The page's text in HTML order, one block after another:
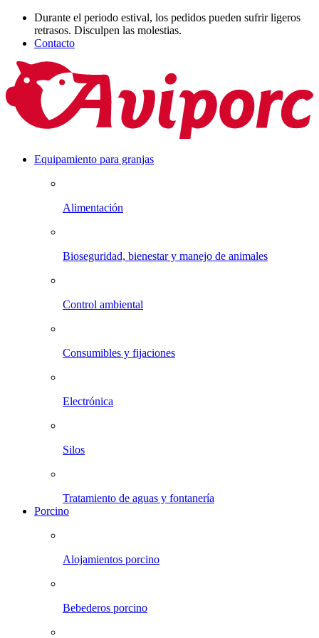
Durante el periodo estival, los pedidos pueden sufrir ligeros
retrasos. Disculpen las molestias.
Contacto
Equipamiento para granjas
Alimentación
Bioseguridad, bienestar y manejo de animales
Control ambiental
Consumibles y fijaciones
Electrónica
Silos
Tratamiento de aguas y fontanería
Porcino
Alojamientos porcino
Bebederos porcino